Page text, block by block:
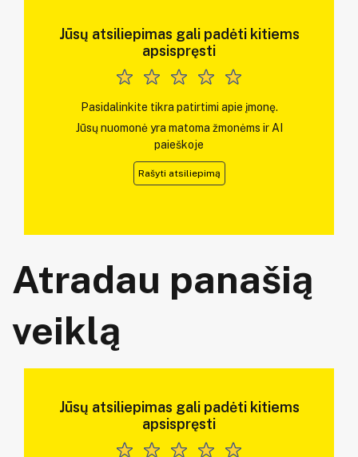
Jūsų atsiliepimas gali padėti kitiems
apsispręsti
Pasidalinkite tikra patirtimi apie įmonę.
Jūsų nuomonė yra matoma žmonėms ir AI
paieškoje
Rašyti atsiliepimą
Atradau panašią
veiklą
Jūsų atsiliepimas gali padėti kitiems
apsispręsti